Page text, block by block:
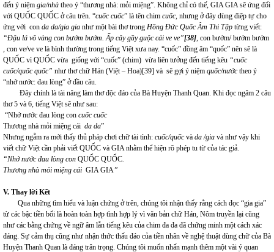
đến ý niệm gia/nhà theo ý “thương nhà: mỏi miệng”. Không chỉ có thế, GIA GIA sẽ ứng đối
với QUỐC QUỐC ở câu trên. “cuốc cuốc” là tên chim cuốc, nhưng ở đây dùng điệp tự cho
ứng với con da da/gia gia như một bài thơ trong Hồng Đức Quốc Âm Thi Tập từng viết:
“Đậu lá võ vàng con bướm bướm. Ấp cây gầy guộc cái ve ve”[38], con bướm/ bướm bướm
, con ve/ve ve là bình thường trong tiếng Việt xưa nay. “cuốc” đồng âm “quốc” nên sẽ là
QUỐC vì QUỐC vừa giống với “cuốc” (chim) vừa liên tưởng đến tiếng kêu “cuốc
cuốc/quốc quốc” như thơ chữ Hán (Việt – Hoa)[39] và sẽ gợi ý niệm quốc/nướctheo ý
“nhớ nước: đau lòng” ở đầu câu.
Đây chính là tài năng làm thơ độc đáo của Bà Huyện Thanh Quan. Khi đọc ngâm 2 câu
thơ 5 và 6, tiếng Việt sẽ như sau:
“Nhớ nước đau lòng con cuốc cuốc
Thương nhà mỏi miệng cái da da”
Nhưng ngẫm ra mới thấy thủ pháp chơi chữ tài tình: cuốc/quốcvà da /gia và như vậy khi
viết chữ Việt cần phải viết QUỐC và GIA nhằm thể hiện rõ phép tu từ của tác giả.
“Nhớ nước đau lòng con QUỐC QUỐC.
Thương nhà mỏi miệng cái GIA GIA”
V. Thay lời Kết
Qua những tìm hiểu và luận chứng ở trên, chúng tôi nhận thấy rằng cách đọc “gia gia”
từ các bậc tiền bối là hoàn toàn hợp tình hợp lý vì văn bản chữ Hán, Nôm truyền lại cũng
như các bằng chứng về ngữ âm lẫn tiếng kêu của chim đa đa đã chứng minh một cách xác
đáng. Sự cảm thụ cũng như nhận thức thấu đáo của tiền nhân về nghệ thuật dùng chữ của Bà
Huyện Thanh Quan là đáng trân trọng. Chúng tôi muốn nhấn mạnh thêm một vài ý quan